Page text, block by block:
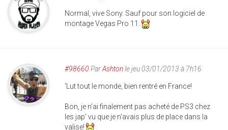
Normal, vive Sony. Sauf pour son logiciel de
montage Vegas Pro 11.
#98660 ParAshtonle jeu 03/01/2013 à 7h16
'Lut tout le monde, bien rentré en France!
Bon, je n'ai finalement pas acheté de PS3 chez
les jap' vu que je n'avais plus de place dans la
valise!